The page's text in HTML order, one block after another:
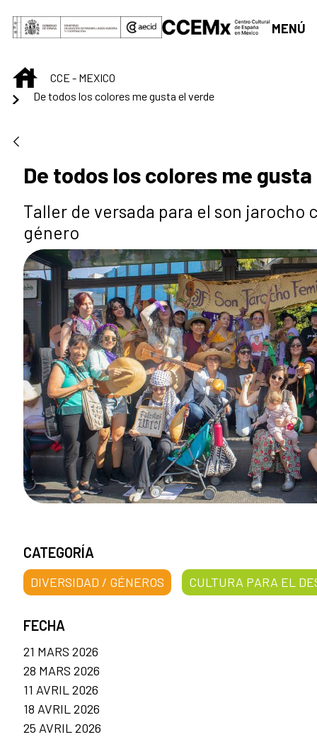
Saut au contenu principal
MENÚ
INICIOCCE - MEXICO
De todos los colores me gusta el verde
De todos los colores me
Taller de versada para el son jarocho
género
CATEGORÍA
DIVERSIDAD / GÉNEROS CULTURA PARA EL
FECHA
21 MARS 2026
28 MARS 2026
11 AVRIL 2026
18 AVRIL 2026
25 AVRIL 2026